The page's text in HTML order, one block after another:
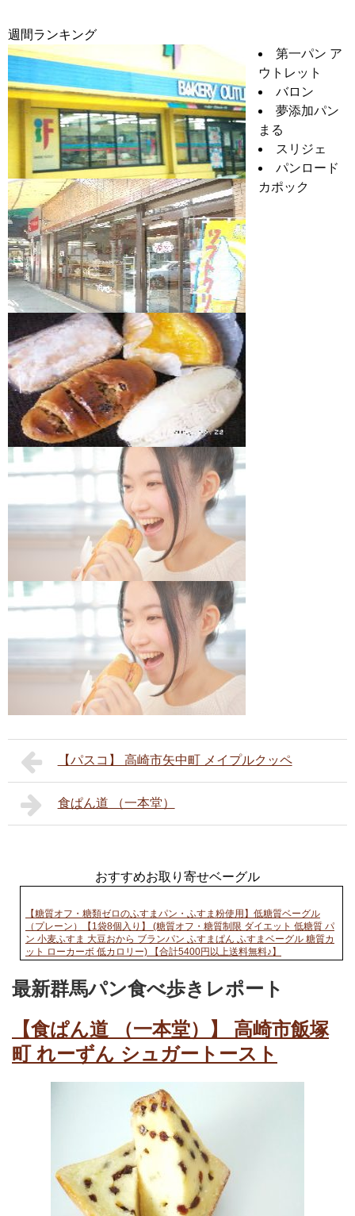
週間ランキング
第一パン ア
ウトレット
バロン
夢添加パン
まる
スリジェ
パンロード
カポック
【パスコ】 高崎市矢中町 メイプルクッペ
食ぱん道 （一本堂）
おすすめお取り寄せベーグル
【糖質オフ・糖類ゼロのふすまパン・ふすま粉使用】低糖質ベーグル
（プレーン）【1袋8個入り】 (糖質オフ・糖質制限 ダイエット 低糖質 パ
ン 小麦ふすま 大豆おから ブランパン ふすまぱん ふすまベーグル 糖質カ
ット ローカーボ 低カロリー) 【合計5400円以上送料無料♪】
最新群馬パン食べ歩きレポート
【食ぱん道 （一本堂）】 高崎市飯塚
町 れーずん シュガートースト